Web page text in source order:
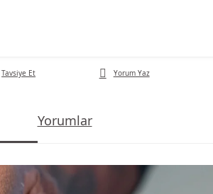
Tavsiye Et Yorum Yaz
Yorumlar